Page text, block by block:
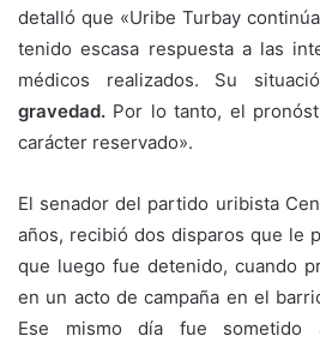
detalló que «Uribe Turbay
tenido escasa respuesta a las
médicos realizados. Su
gravedad. Por lo tanto, el
carácter reservado».
El senador del partido uribista
años, recibió dos disparos que le
que luego fue detenido, cuando
en un acto de campaña en el
Ese mismo día fue sometido